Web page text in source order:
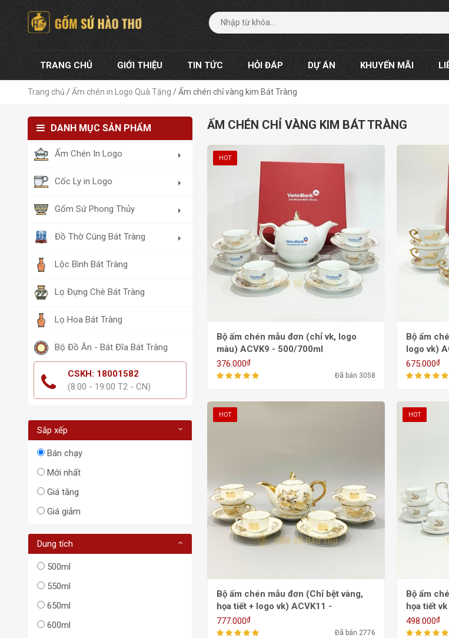
TRANG CHỦ GIỚI THIỆU TIN TỨC HỎI ĐÁP DỰ ÁN KHUYẾN MÃI
Trang chủ /Ấm chén in Logo Quà Tặng /Ấm chén chỉ vàng kim Bát Tràng
DANH MỤC SẢN PHẨM
Ấm Chén In Logo
Cốc Ly in Logo
Gốm Sứ Phong Thủy
Đồ Thờ Cúng Bát Tràng
Lộc Bình Bát Tràng
Lọ Đựng Chè Bát Tràng
Lọ Hoa Bát Tràng
Bộ Đồ Ăn - Bát Đĩa Bát Tràng
CSKH: 18001582
(8:00 - 19:00 T2 - CN)
Sắp xếp
Bán chạy
Mới nhất
Giá tăng
Giá giảm
Dung tích
500ml
550ml
650ml
600ml
ẤM CHÉN CHỈ VÀNG KIM BÁT TRÀNG
HOT
Bộ ấm chén mẫu đơn (chỉ vk, logo
màu) ACVK9 - 500/700ml
376.000₫
Đã bán 3058
Bộ ấm chén
675.000₫
HOT
Bộ ấm chén mẫu đơn (Chỉ bệt vàng,
họa tiết + logo vk) ACVK11 -
550/700ml
777.000₫
Đã bán 2776
HOT
Bộ ấm
họa tiết
550/700ml
498.000₫